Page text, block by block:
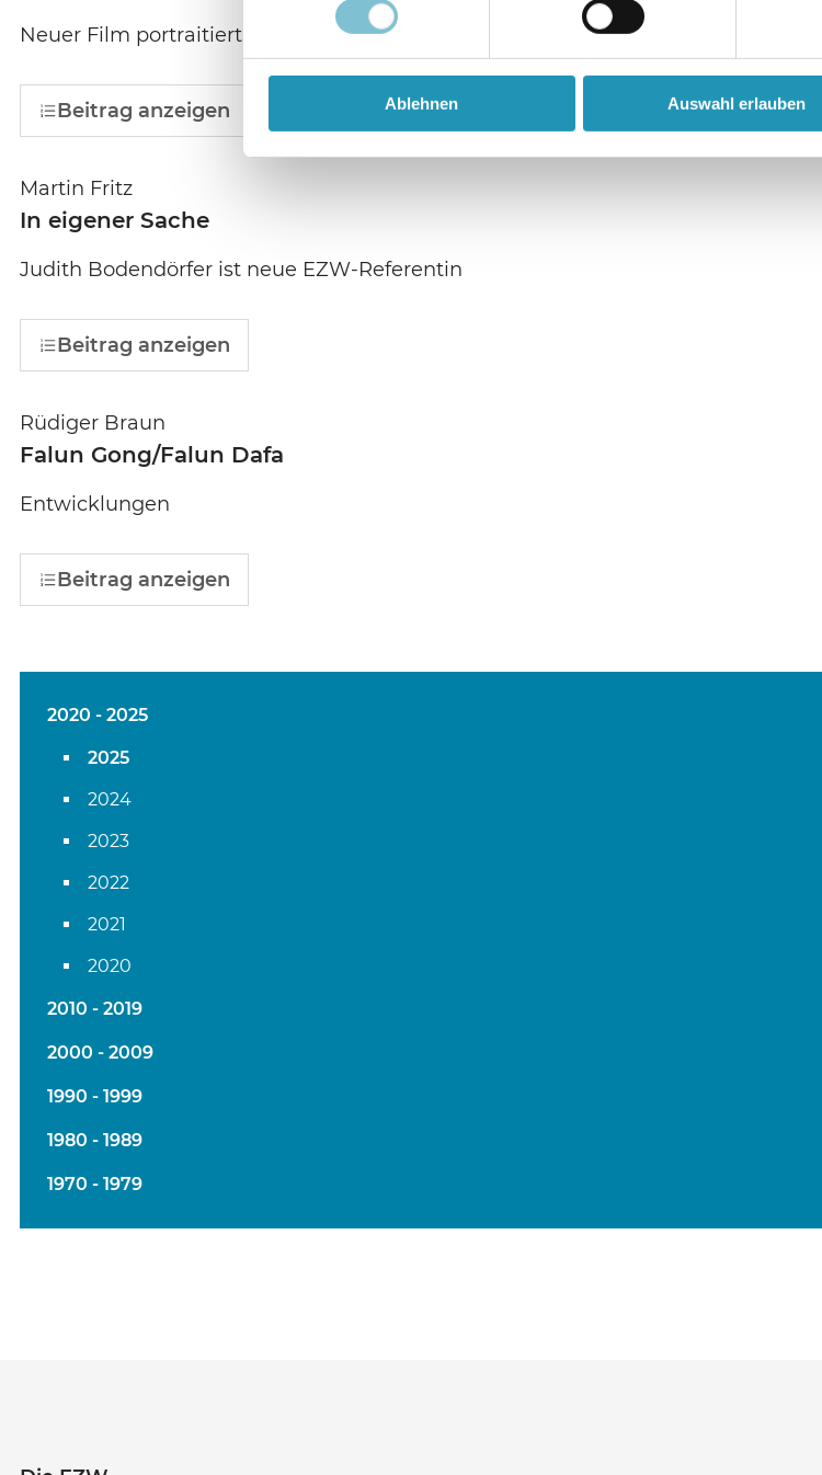
Ablehnen Auswahl erlauben
2020 - 2025
2025
2024
2023
2022
2021
2020
2010 - 2019
2000 - 2009
1990 - 1999
1980 - 1989
1970 - 1979
Neuer Film portraitiert die Gründerin des Bruno-Gröning-Freundeskreises
Beitrag anzeigen
Martin Fritz
In eigener Sache
Judith Bodendörfer ist neue EZW-Referentin
Beitrag anzeigen
Rüdiger Braun
Falun Gong/Falun Dafa
Entwicklungen
Beitrag anzeigen